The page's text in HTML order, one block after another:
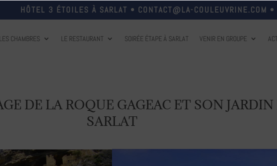
HÔTEL 3 ÉTOILES À SARLAT • CONTACT@LA-COULEUVRINE.COM •
LES CHAMBRES LE RESTAURANT SOIRÉE ÉTAPE À SARLAT VENIR EN GROUPE
DE LA ROQUE GAGEAC ET SON
SARLAT